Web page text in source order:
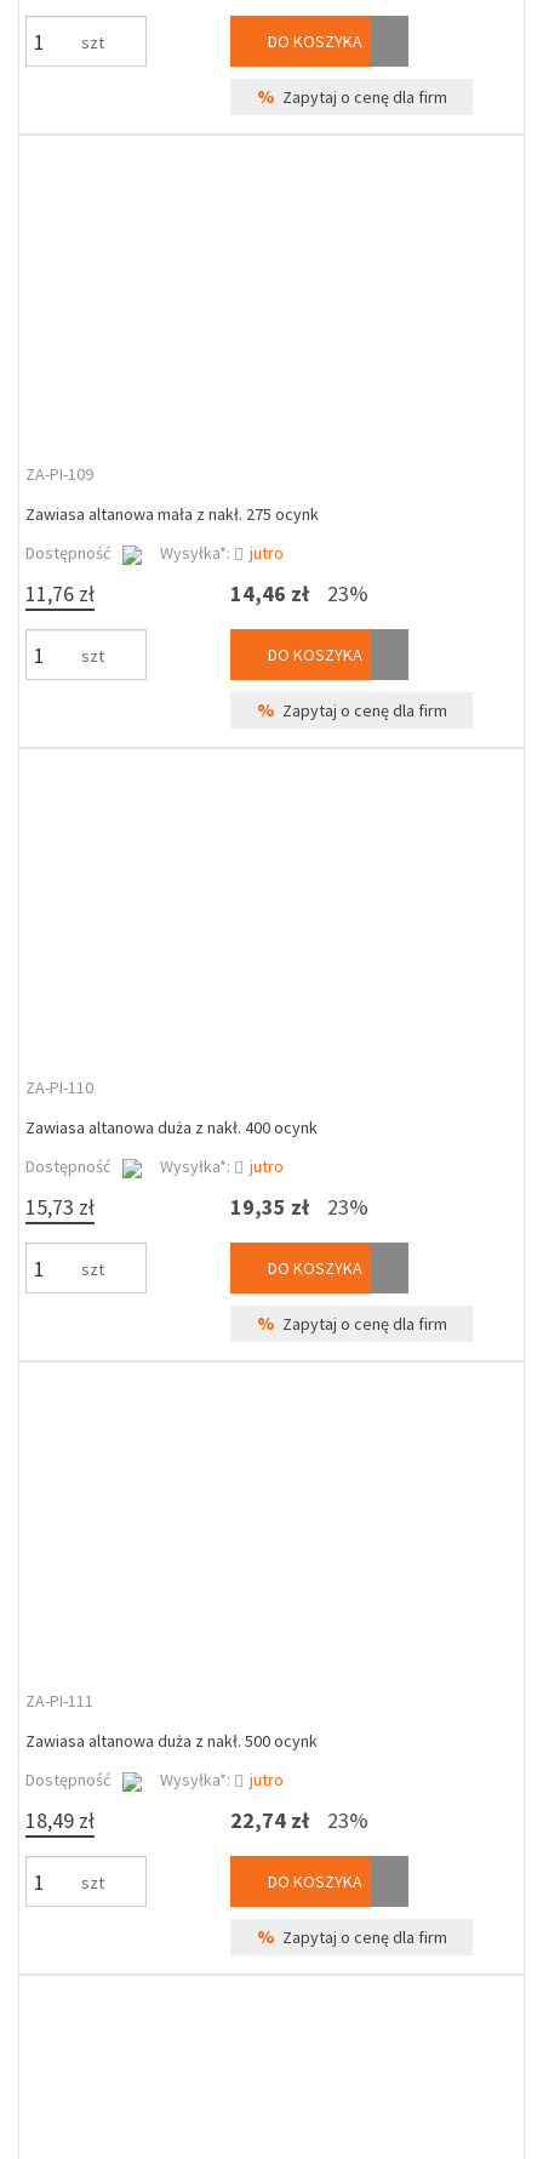
szt DO KOSZYKA
% Zapytaj o cenę dla firm
ZA-PI-109
Zawiasa altanowa mała z nakł. 275 ocynk
Dostępność
Wysyłka*: jutro
11,76 zł
szt
14,46 zł 23%
DO KOSZYKA
% Zapytaj o cenę dla firm
ZA-PI-110
Zawiasa altanowa duża z nakł. 400 ocynk
Dostępność
Wysyłka*: jutro
15,73 zł
szt
19,35 zł 23%
DO KOSZYKA
% Zapytaj o cenę dla firm
ZA-PI-111
Zawiasa altanowa duża z nakł. 500 ocynk
Dostępność
Wysyłka*: jutro
18,49 zł
szt
22,74 zł 23%
DO KOSZYKA
% Zapytaj o cenę dla firm